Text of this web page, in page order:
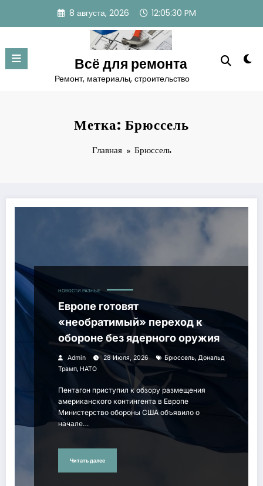
содержимому
8 августа, 2026 12:05:31 PM
Всё для ремонта
Ремонт, материалы, строительство
Метка: Брюссель
Главная Брюссель
НОВОСТИ РАЗНЫЕ
Европе готовят
«необратимый» переход к
обороне без ядерного оружия
Admin 28 Июля, 2026 Брюссель, Дональд
Трамп, НАТО
Пентагон приступил к обзору размещения
американского контингента в Европе
Министерство обороны США объявило о
начале…
Читать далее